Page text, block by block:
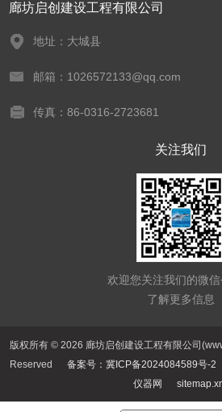
廊坊启创建设工程有限公司
地址：大城县
邮箱：1026572133@qq.com
传真：86-0316-2723681
关注我们
欢迎您关注我们的微
了解更多信息
版权所有 © 2026 廊坊启创建设工程有限公司
Reserved 备案号：冀ICP备2024084589号-2
仪器网